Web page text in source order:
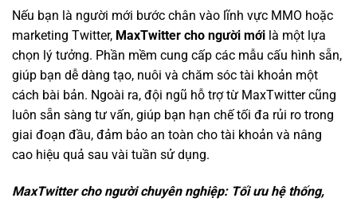
Nếu bạn là người mới bước chân vào lĩnh vực MMO hoặc
marketing Twitter, MaxTwitter cho người mới là một lựa
chọn lý tưởng. Phần mềm cung cấp các mẫu cấu hình sẵn,
giúp bạn dễ dàng tạo, nuôi và chăm sóc tài khoản một
cách bài bản. Ngoài ra, đội ngũ hỗ trợ từ MaxTwitter cũng
luôn sẵn sàng tư vấn, giúp bạn hạn chế tối đa rủi ro trong
giai đoạn đầu, đảm bảo an toàn cho tài khoản và nâng
cao hiệu quả sau vài tuần sử dụng.
MaxTwitter cho người chuyên nghiệp: Tối ưu hệ thống,